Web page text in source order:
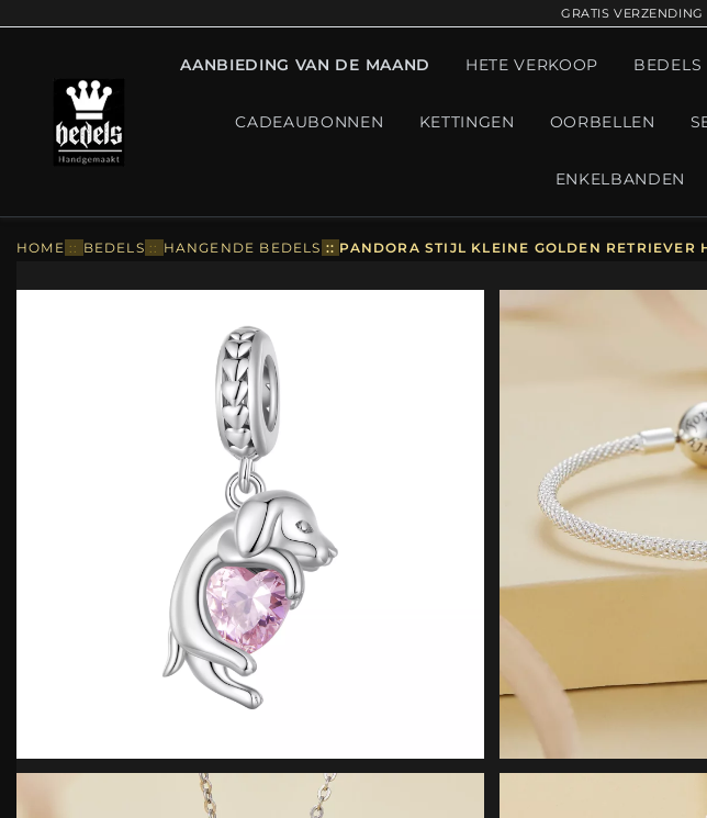
GRATIS
AANBIEDING VAN DE MAAND HETE VERKOOP BEDELS
CADEAUBONNEN KETTINGEN OORBELLEN
ENKELBANDEN
HOME :: BEDELS :: HANGENDE BEDELS :: PANDORA STIJL KLEINE GOLDEN RETRIEVER